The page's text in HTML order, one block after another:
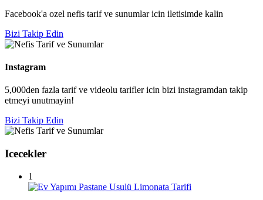
Facebook'a ozel nefis tarif ve sunumlar icin iletisimde kalin
Bizi Takip Edin
Instagram
5,000den fazla tarif ve videolu tarifler icin bizi instagramdan takip
etmeyi unutmayin!
Bizi Takip Edin
Icecekler
1